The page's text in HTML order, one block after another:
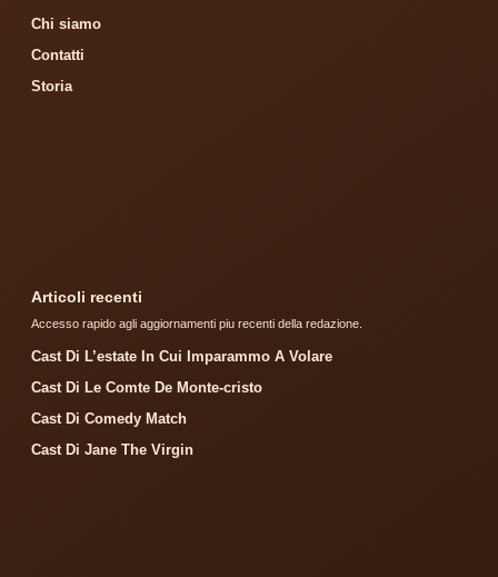
Chi siamo
Contatti
Storia
Articoli recenti
Accesso rapido agli aggiornamenti piu recenti della redazione.
Cast Di L’estate In Cui Imparammo A Volare
Cast Di Le Comte De Monte-cristo
Cast Di Comedy Match
Cast Di Jane The Virgin